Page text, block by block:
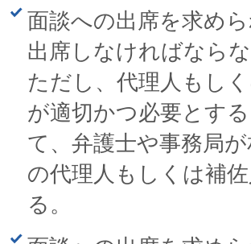
面談への出席を求め
出席しなければなら
ただし、代理人もし
が適切かつ必要とす
て、弁護士や事務局
の代理人もしくは補
る。